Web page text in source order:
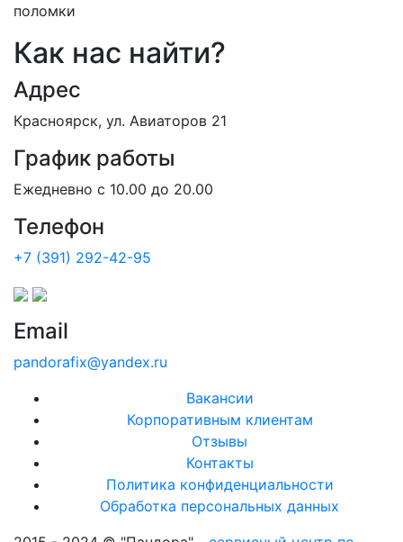
поломки
Как нас найти?
Адрес
Красноярск, ул. Авиаторов 21
График работы
Ежедневно с 10.00 до 20.00
Телефон
+7 (391) 292-42-95
Email
pandorafix@yandex.ru
Вакансии
Корпоративным клиентам
Отзывы
Контакты
Политика конфиденциальности
Обработка персональных данных